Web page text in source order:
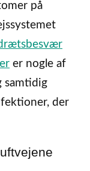
på
er nogle af
samtidig
der